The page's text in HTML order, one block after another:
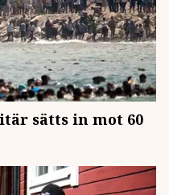
sätts in mot 60